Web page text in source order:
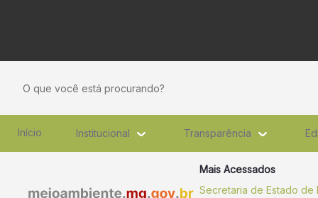
O que você está procurando?
Início Institucional Transparência
Mais Acessados